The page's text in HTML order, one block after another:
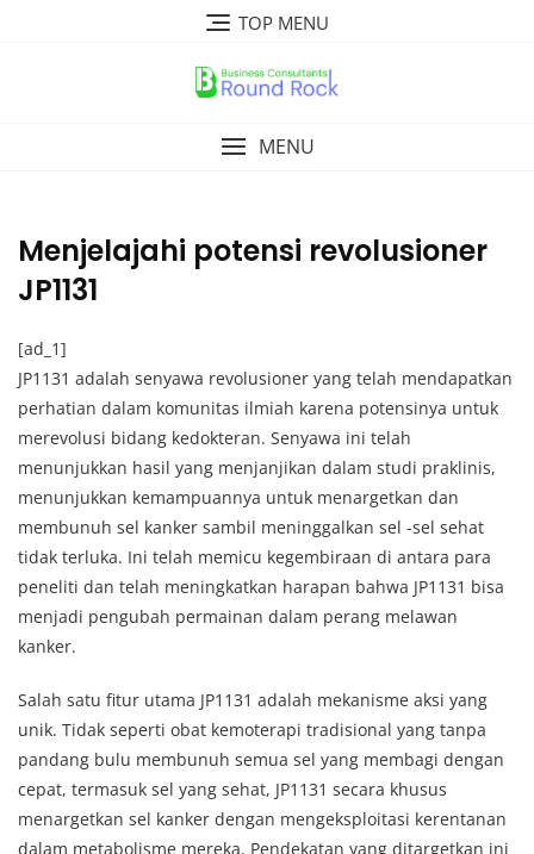
TOP MENU
MENU
Menjelajahi potensi revolusioner
JP1131
[ad_1]
JP1131 adalah senyawa revolusioner yang telah mendapatkan
perhatian dalam komunitas ilmiah karena potensinya untuk
merevolusi bidang kedokteran. Senyawa ini telah
menunjukkan hasil yang menjanjikan dalam studi praklinis,
menunjukkan kemampuannya untuk menargetkan dan
membunuh sel kanker sambil meninggalkan sel -sel sehat
tidak terluka. Ini telah memicu kegembiraan di antara para
peneliti dan telah meningkatkan harapan bahwa JP1131 bisa
menjadi pengubah permainan dalam perang melawan
kanker.
Salah satu fitur utama JP1131 adalah mekanisme aksi yang
unik. Tidak seperti obat kemoterapi tradisional yang tanpa
pandang bulu membunuh semua sel yang membagi dengan
cepat, termasuk sel yang sehat, JP1131 secara khusus
menargetkan sel kanker dengan mengeksploitasi kerentanan
dalam metabolisme mereka. Pendekatan yang ditargetkan ini